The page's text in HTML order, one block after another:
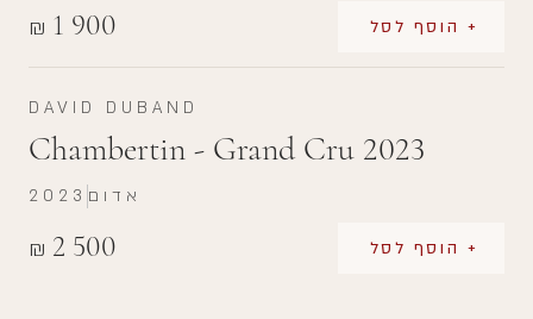
₪ 1 900 + הוסף לסל
DAVID DUBAND
Chambertin - Grand Cru 2023
₪ 2 500 + הוסף לסל
2023 אדום